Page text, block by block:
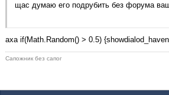
щас думаю его подрубить без форума
аха if(Math.Random() > 0.5)
Сапожник без сапог